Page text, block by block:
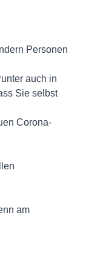
Personen
auch in
Sie selbst
Corona-
am